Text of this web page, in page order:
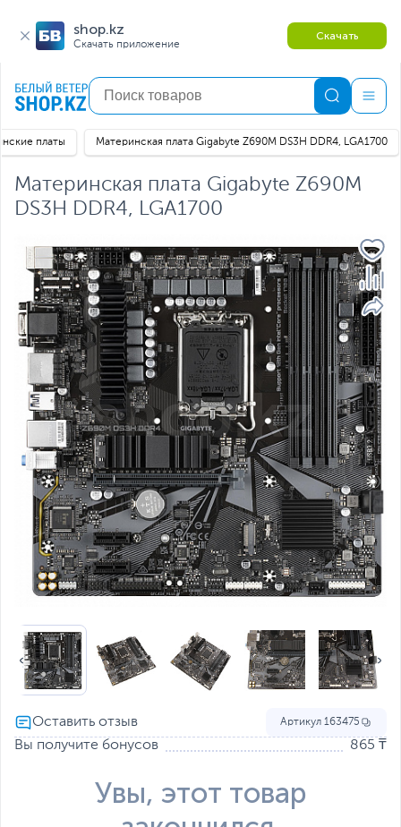
shop.kz
Скачать приложение
Скачать
платы Материнская плата Gigabyte Z690M DS3H DDR4, LGA1700
Материнская плата Gigabyte Z690M
DS3H DDR4, LGA1700
Артикул 163475
Вы получите бонусов 865 ₸
Увы, этот товар